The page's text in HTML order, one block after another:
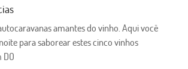
amantes do vinho. Aqui você
para saborear estes cinco vinhos